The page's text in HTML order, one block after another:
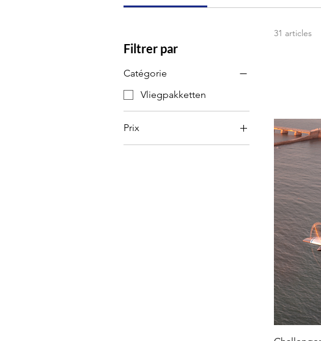
Filtrer par
Catégorie
Vliegpakketten
Prix
31 articles